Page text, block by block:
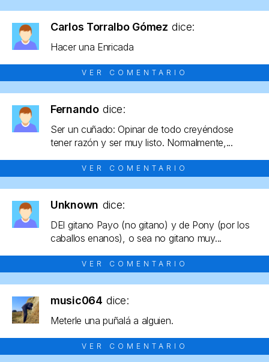
Carlos Torralbo Gómez dice:
Hacer una Enricada
VER COMENTARIO
Fernando dice:
Ser un cuñado: Opinar de todo creyéndose
tener razón y ser muy listo. Normalmente,...
VER COMENTARIO
Unknown dice:
DEl gitano Payo (no gitano) y de Pony (por los
caballos enanos), o sea no gitano muy...
VER COMENTARIO
music064 dice:
Meterle una puñalá a alguien.
VER COMENTARIO